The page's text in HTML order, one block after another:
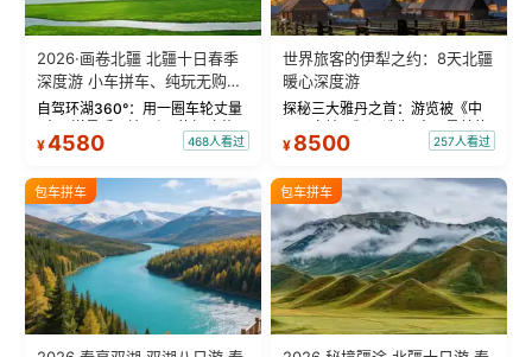
2026·画卷北疆 北疆十日春季
深度游 小车拼车、纯玩无购
物！
自驾环湖360°：用一圈车轮丈量
“大西洋最后一滴眼泪”的极致蔚
蓝。 赛湖旅拍：甄选多款风格服
绝美瞬间。 赛湖坦克300跟车视
频：专业摄影师...
¥4580 468人看过
世界旅客的伊犁之约：8天北疆
暖心深度游
探秘三大雅丹之首：游览被《中
国国家地理》评选为“中国最美的
三大雅丹”第一名的克拉玛依魔鬼
瓦人最大村落——禾木村，欣赏
晨雾与小木...
¥ 8500 257人看过
包车拼车 包车拼车